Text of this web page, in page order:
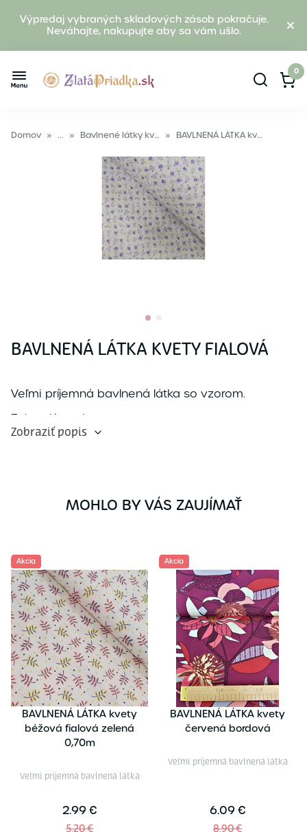
Výpredaj vybraných skladových zásob pokračuje.
Neváhajte, nakupujte aby sa vám ušlo.
0
Domov » ... » Bavlnené látky kvetované » BAVLNENÁ LÁTKA kvety fialová
BAVLNENÁ LÁTKA KVETY FIALOVÁ
Veľmi príjemná bavlnená látka so vzorom.
Zobraziť popis
Zobraziť popis
MOHLO BY VÁS ZAUJÍMAŤ
Akcia
BAVLNENÁ LÁTKA kvety
béžová fialová zelená
0,70m
Veľmi príjemná bavlnená látka
2.99 €
5.20 €
Akcia
BAVLNENÁ LÁTKA kvety
červená bordová
Veľmi príjemná bavlnená látka
6.09 €
8.90 €